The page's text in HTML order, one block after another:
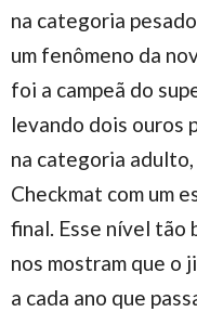
na categoria
um fenômeno da
foi a campeã do
levando dois ouros
na categoria
Checkmat com um
final. Esse nível tão
nos mostram que o
a cada ano que